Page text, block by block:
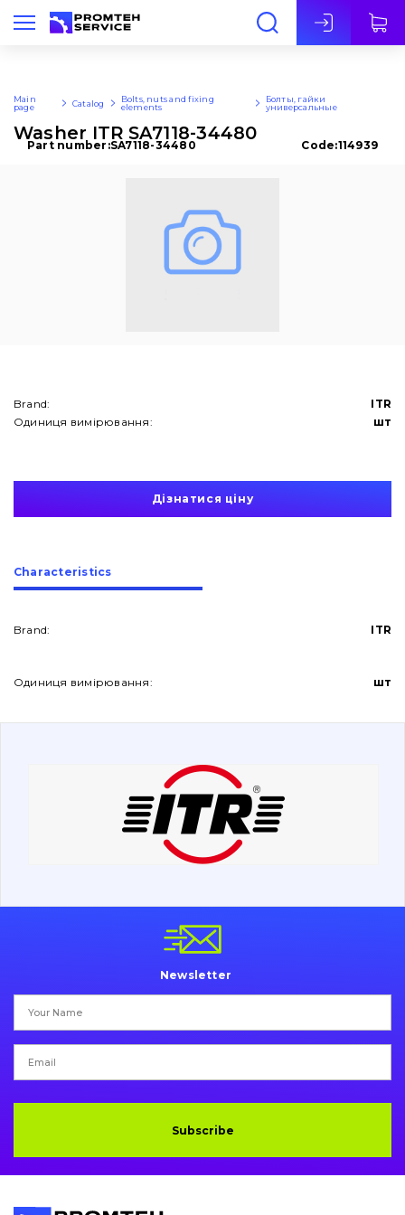
Eng
About Us
Contacts
Vacancies
Bolts, nuts and fixing elements
G.E.T
Buffers and pads
Hydraulics
Main
page
Catalog
Bolts, nuts and fixing
elements
Болты, гайки
универсальные
Washer ITR SA7118-34480
Part number:SA7118-34480 Code:114939
Brand:
ITR
Одиниця вимірювання:
шт
Дізнатися ціну
Сharacteristics
Brand: ITR
Одиниця вимірювання: шт
Newsletter
Subscribe